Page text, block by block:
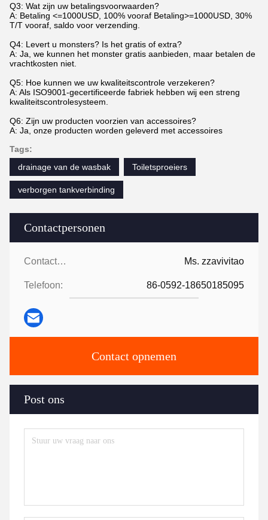
Contactpersonen
Contactpersonen: Ms. zzavivitao
Telefoon: 86-0592-18650185095
Contact opnemen
Post ons
Q3: Wat zijn uw betalingsvoorwaarden?
A: Betaling <=1000USD, 100% vooraf Betaling>=1000USD, 30%
T/T vooraf, saldo voor verzending.
Q4: Levert u monsters? Is het gratis of extra?
A: Ja, we kunnen het monster gratis aanbieden, maar betalen de
vrachtkosten niet.
Q5: Hoe kunnen we uw kwaliteitscontrole verzekeren?
A: Als ISO9001-gecertificeerde fabriek hebben wij een streng
kwaliteitscontrolesysteem.
Q6: Zijn uw producten voorzien van accessoires?
A: Ja, onze producten worden geleverd met accessoires
Tags:
drainage van de wasbak
Toiletsproeiers
verborgen tankverbinding